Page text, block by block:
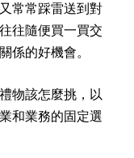
常常踩雷送到對
往隨便買一買交
係的好機會。
物該怎麼挑，以
和業務的固定選